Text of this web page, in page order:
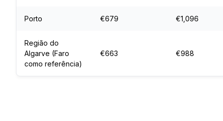
Porto €679 €1,096
Região do
Algarve (Faro
como referência)
€663 €988